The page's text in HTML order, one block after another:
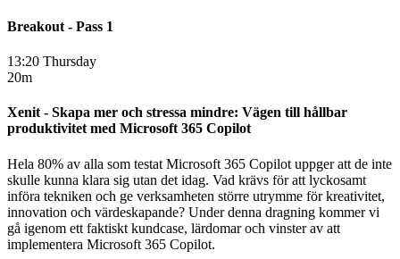
Breakout - Pass 1
13:20 Thursday
20m
Xenit - Skapa mer och stressa mindre: Vägen till hållbar
produktivitet med Microsoft 365 Copilot
Hela 80% av alla som testat Microsoft 365 Copilot uppger att de inte
skulle kunna klara sig utan det idag. Vad krävs för att lyckosamt
införa tekniken och ge verksamheten större utrymme för kreativitet,
innovation och värdeskapande? Under denna dragning kommer vi
gå igenom ett faktiskt kundcase, lärdomar och vinster av att
implementera Microsoft 365 Copilot.